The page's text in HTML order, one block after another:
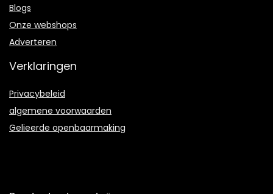
Blogs
Onze webshops
Adverteren
Verklaringen
Privacybeleid
algemene voorwaarden
Gelieerde openbaarmaking